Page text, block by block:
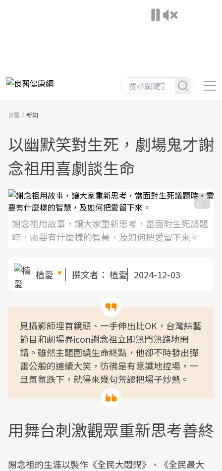
良醫 新知
以幽默笑對生死，劇場鬼才謝
念祖用喜劇談生命
謝念祖用故事，讓大家重新思考，當面對生死議題
時，需要有什麼樣的智慧，及如何把愛留下來。
植愛 撰文者： 植愛 2024-12-03
見攝影師埋首鏡頭、一手伸出比OK，台灣綜藝
節目和劇場界icon謝念祖立即熟門熟路地開
講。雖然主題圍繞生命終點，他卻不時發出彈
雷公般的連續大笑，彷彿是有意識地控場，一
旦氣氛跌下，就得來幾句荒謬把場子炒熱。
用舞台刺激觀眾重新思考善終
謝念祖的生涯以製作《全民大悶鍋》、《全民最大